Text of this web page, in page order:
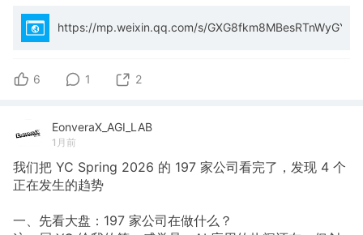
https://mp.weixin.qq.com/s/
6 1 2
EonveraX_AGI_LAB
1月前
我们把 YC Spring 2026 的 197 家公司看完了，发现 4 个
正在发生的趋势
一、先看大盘：197 家公司在做什么？